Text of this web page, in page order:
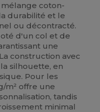
coton-
durabilité et le
ou décontracté.
d'un col et de
une
construction avec
silhouette, en
Pour les
m² offre une
tandis
minimal